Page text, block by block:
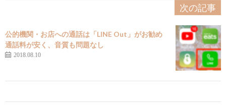
次の記事
公的機関・お店への通話は「LINE Out」がお勧め
通話料が安く、音質も問題なし
2018.08.10